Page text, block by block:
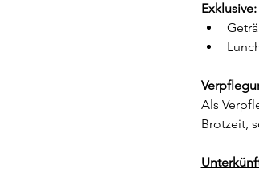
Exklusive:
Als
Brotzeit,